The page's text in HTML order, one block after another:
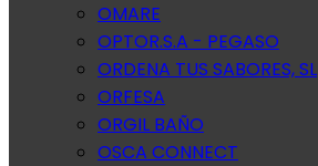
OMARE
OPTOR.S.A - PEGASO
ORDENA TUS SABORES, SL
ORFESA
ORGIL BAÑO
OSCA CONNECT